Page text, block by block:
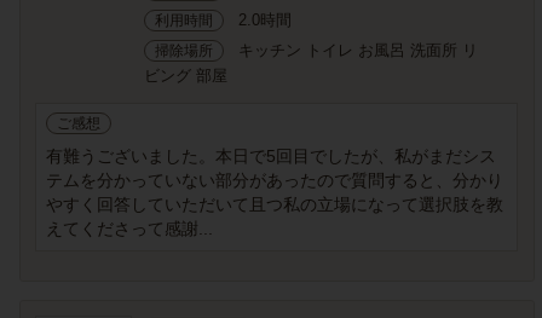
利用時間 2.0時間
掃除場所
キッチン トイレ お風呂 洗面所 リ
ビング 部屋
ご感想
有難うございました。本日で5回目でしたが、私がまだシス
テムを分かっていない部分があったので質問すると、分かり
やすく回答していただいて且つ私の立場になって選択肢を教
えてくださって感謝...